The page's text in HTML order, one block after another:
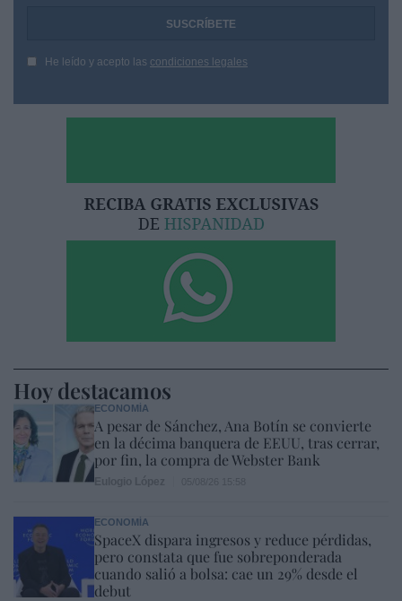
He leído y acepto las condiciones legales
Hoy destacamos
ECONOMÍA
A pesar de Sánchez, Ana Botín se convierte
en la décima banquera de EEUU, tras cerrar,
por fin, la compra de Webster Bank
ECONOMÍA
SpaceX dispara ingresos y reduce pérdidas,
pero constata que fue sobreponderada
cuando salió a bolsa: cae un 29% desde el
debut